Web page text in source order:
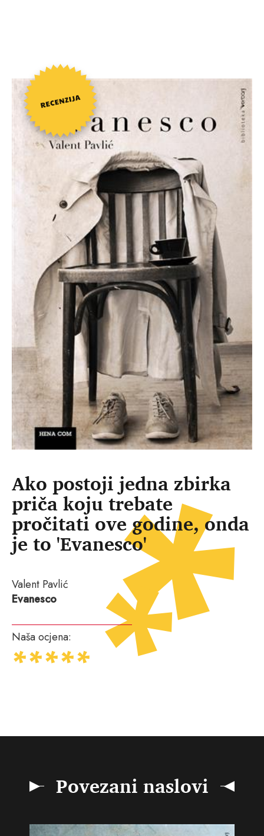
Ako postoji jedna zbirka
priča koju trebate
pročitati ove godine, onda
je to 'Evanesco'
Valent Pavlić
Evanesco
Naša ocjena:
Povezani naslovi